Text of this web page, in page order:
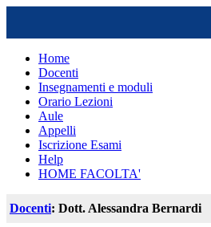
Home
Docenti
Insegnamenti e moduli
Orario Lezioni
Aule
Appelli
Iscrizione Esami
Help
HOME FACOLTA'
Docenti: Dott. Alessandra Bernardi